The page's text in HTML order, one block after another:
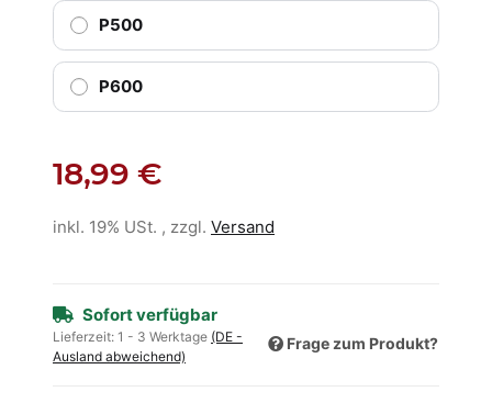
P500
P600
18,99 €
inkl. 19% USt. , zzgl. Versand
Sofort verfügbar
Lieferzeit: 1 - 3 Werktage (DE -
Ausland abweichend)
Frage zum Produkt?